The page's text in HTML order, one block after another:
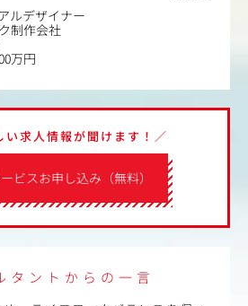
ルデザイナー
制作会社
万円
ビスお申し込み（無料）
い求人情報が聞けます！／
タントからの一言